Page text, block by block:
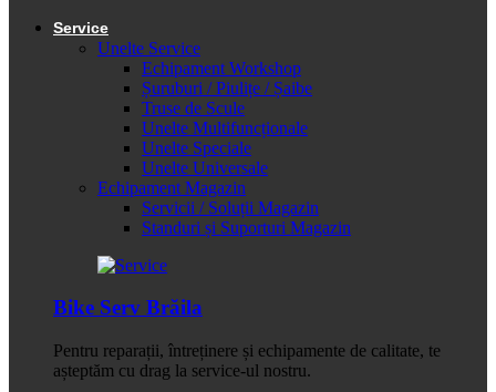
Service
Unelte Service
Echipament Workshop
Șuruburi / Piulițe / Șaibe
Truse de Scule
Unelte Multifuncționale
Unelte Speciale
Unelte Universale
Echipament Magazin
Servicii / Soluții Magazin
Standuri și Suporturi Magazin
Bike Serv Brăila
Pentru reparații, întreținere și echipamente de calitate, te
așteptăm cu drag la service-ul nostru.